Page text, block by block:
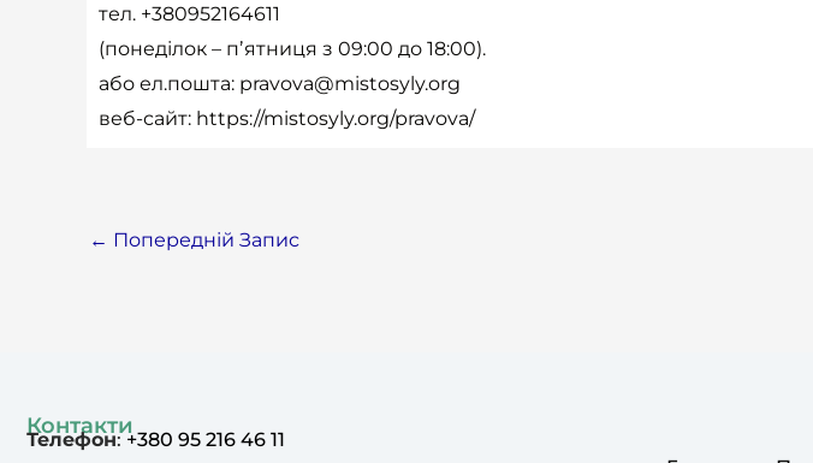
тел. +380952164611
(понеділок – пʼятниця з 09:00 до 18:00).
або ел.пошта: pravova@mistosyly.org
веб-сайт: https://mistosyly.org/pravova/
← Попередній Запис
Контакти
Телефон: +380 95 216 46 11